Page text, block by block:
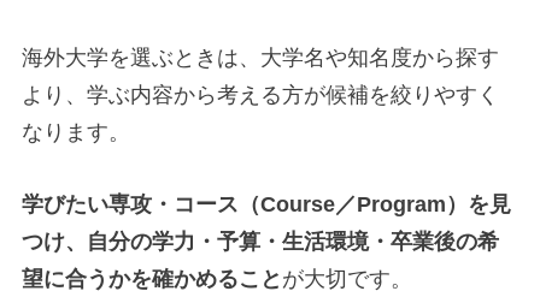
海外大学を選ぶときは、大学名や知名度から探す
より、学ぶ内容から考える方が候補を絞りやすく
なります。
学びたい専攻・コース（Course／Program）を見
つけ、自分の学力・予算・生活環境・卒業後の希
望に合うかを確かめること が大切です。